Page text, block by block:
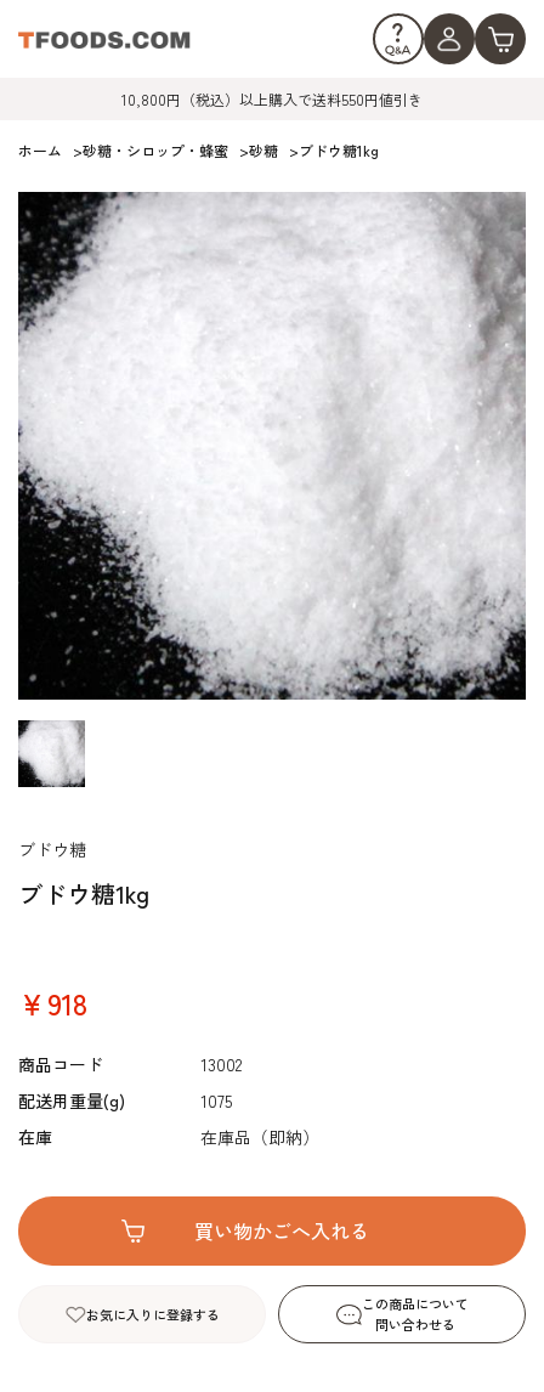
10,800円（税込）以上購入で送料550円値引き
ホーム >砂糖・シロップ・蜂蜜 >砂糖 >ブドウ糖1kg
ブドウ糖1kg
ブドウ糖
￥918
商品コード
13002
配送用重量(g)
1075
在庫
在庫品（即納）
お気に入りに登録する
この商品について
問い合わせる